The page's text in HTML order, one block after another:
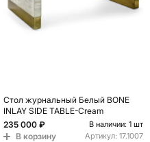
Стол журнальный Белый BONE
INLAY SIDE TABLE-Cream
235 000 ₽
В наличии: 1 шт
В корзину Артикул: 17.1007